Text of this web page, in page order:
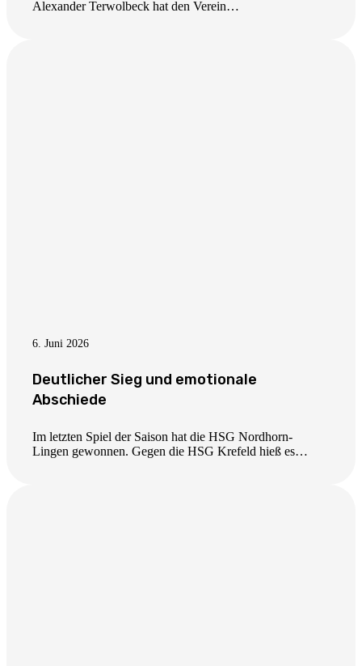
Alexander Terwolbeck hat den Verein…
6. Juni 2026
Deutlicher Sieg und emotionale
Abschiede
Im letzten Spiel der Saison hat die HSG Nordhorn-
Lingen gewonnen. Gegen die HSG Krefeld hieß es…